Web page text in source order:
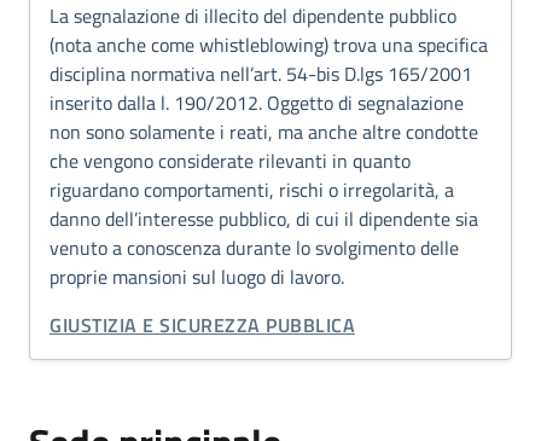
La segnalazione di illecito del dipendente pubblico
(nota anche come whistleblowing) trova una specifica
disciplina normativa nell’art. 54-bis D.lgs 165/2001
inserito dalla l. 190/2012. Oggetto di segnalazione
non sono solamente i reati, ma anche altre condotte
che vengono considerate rilevanti in quanto
riguardano comportamenti, rischi o irregolarità, a
danno dell’interesse pubblico, di cui il dipendente sia
venuto a conoscenza durante lo svolgimento delle
proprie mansioni sul luogo di lavoro.
CATEGORIA CORRELATA:
GIUSTIZIA E SICUREZZA PUBBLICA